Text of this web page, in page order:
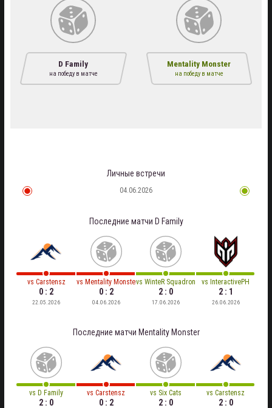
D Family
на победу в матче
Mentality Monster
на победу в матче
Последние матчи D Family
vs Carstensz
0 : 2
22.05.2026
vs Mentality Monster
0 : 2
04.06.2026
vs WinteR SquadronS
2 : 0
17.06.2026
vs InteractivePH
2 : 1
26.06.2026
Личные встречи
04.06.2026
Последние матчи Mentality Monster
vs D Family
2 : 0
vsCarstensz
0 : 2
vs Six Cats
2 : 0
vsCarstensz
2 : 0